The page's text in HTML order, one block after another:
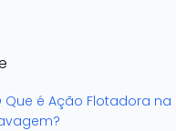
Que é Ação Flotadora na